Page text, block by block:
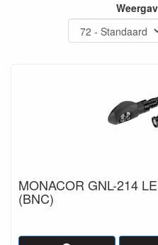
MONACOR GNL-214
(BNC)